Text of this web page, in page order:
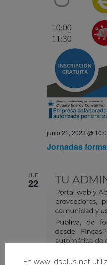
junio 21, 2023 @
Jornadas
JUE
22
En www.idsplus.net